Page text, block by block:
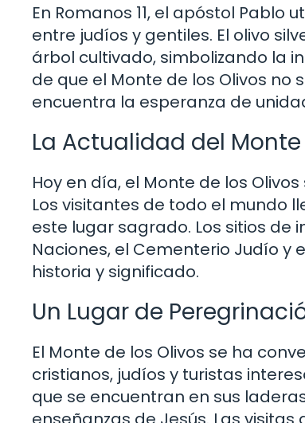
En Romanos 11, el apóstol
entre judíos y gentiles. El olivo
árbol cultivado, simbolizando la
de que el Monte de los Olivos no
encuentra la esperanza de
La Actualidad del
Hoy en día, el Monte de los
Los visitantes de todo el mundo
este lugar sagrado. Los sitios de
Naciones, el Cementerio Judío y
historia y significado.
Un Lugar de
El Monte de los Olivos se ha
cristianos, judíos y turistas
que se encuentran en sus